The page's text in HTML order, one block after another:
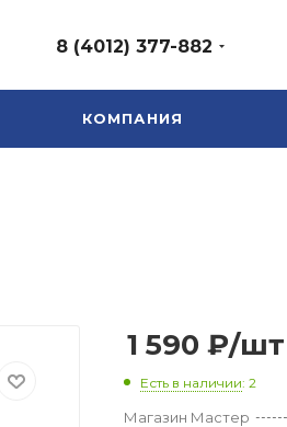
8 (4012) 377-882
КОМПАНИЯ
1 590 ₽/шт
Есть в наличии: 2
Магазин Мастер